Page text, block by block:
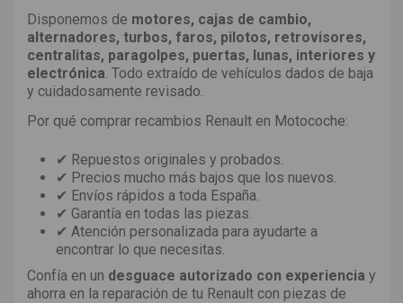
Disponemos de motores, cajas de cambio,
alternadores, turbos, faros, pilotos, retrovisores,
centralitas, paragolpes, puertas, lunas, interiores y
electrónica. Todo extraído de vehículos dados de baja
y cuidadosamente revisado.
Por qué comprar recambios Renault en Motocoche:
✔ Repuestos originales y probados.
✔ Precios mucho más bajos que los nuevos.
✔ Envíos rápidos a toda España.
✔ Garantía en todas las piezas.
✔ Atención personalizada para ayudarte a
encontrar lo que necesitas.
Confía en un desguace autorizado con experiencia y
ahorra en la reparación de tu Renault con piezas de